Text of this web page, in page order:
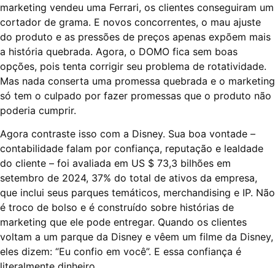
marketing vendeu uma Ferrari, os clientes conseguiram um
cortador de grama. E novos concorrentes, o mau ajuste
do produto e as pressões de preços apenas expõem mais
a história quebrada. Agora, o DOMO fica sem boas
opções, pois tenta corrigir seu problema de rotatividade.
Mas nada conserta uma promessa quebrada e o marketing
só tem o culpado por fazer promessas que o produto não
poderia cumprir.
Agora contraste isso com a Disney. Sua boa vontade –
contabilidade falam por confiança, reputação e lealdade
do cliente – foi avaliada em US $ 73,3 bilhões em
setembro de 2024, 37% do total de ativos da empresa,
que inclui seus parques temáticos, merchandising e IP. Não
é troco de bolso e é construído sobre histórias de
marketing que ele pode entregar. Quando os clientes
voltam a um parque da Disney e vêem um filme da Disney,
eles dizem: “Eu confio em você”. E essa confiança é